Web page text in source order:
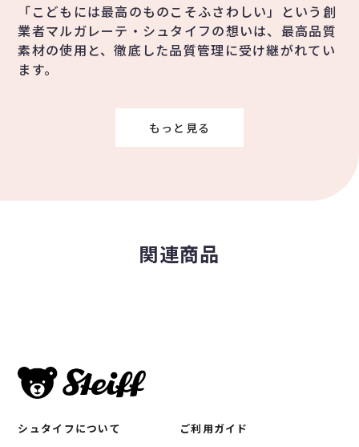
「こどもには最高のものこそふさわしい」という創
業者マルガレーテ・シュタイフの想いは、最高品質
素材の使用と、徹底した品質管理に受け継がれてい
ます。
もっと見る
関連商品
シュタイフについて
ご利用ガイド